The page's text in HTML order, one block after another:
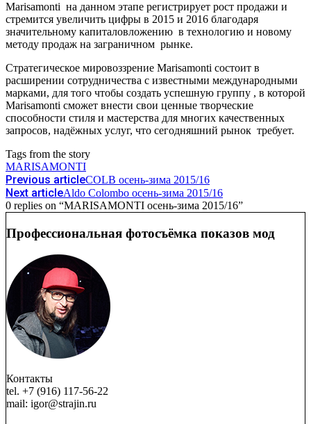
Marisamonti на данном этапе регистрирует рост продажи и
стремится увеличить цифры в 2015 и 2016 благодаря
значительному капиталовложению в технологию и новому
методу продаж на заграничном рынке.
Стратегическое мировоззрение Marisamonti состоит в
расширении сотрудничества с известными международными
марками, для того чтобы создать успешную группу , в которой
Marisamonti сможет внести свои ценные творческие
способности стиля и мастерства для многих качественных
запросов, надёжных услуг, что сегодняшний рынок требует.
Tags from the story
MARISAMONTI
Previous articleCOLB осень-зима 2015/16
Next articleAldo Colombo осень-зима 2015/16
0 replies on “MARISAMONTI осень-зима 2015/16”
Профессиональная фотосъёмка показов мод
Контакты
tel. +7 (916) 117-56-22
mail: igor@strajin.ru